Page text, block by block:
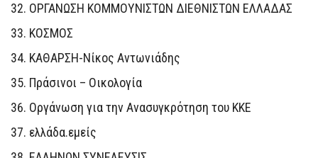
ΟΡΓΑΝΩΣΗ ΚΟΜΜΟΥΝΙΣΤΩΝ ΔΙΕΘΝΙΣΤΩΝ ΕΛΛΑΔΑΣ
ΚΟΣΜΟΣ
ΚΑΘΑΡΣΗ-Νίκος Αντωνιάδης
Πράσινοι – Οικολογία
Οργάνωση για την Ανασυγκρότηση του ΚΚΕ
ελλάδα.εμείς